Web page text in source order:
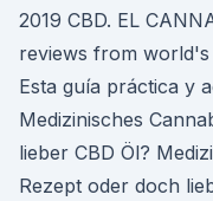
2019 CBD. EL
reviews from
Esta guía práctica y
Medizinisches
lieber CBD Öl?
Rezept oder doch